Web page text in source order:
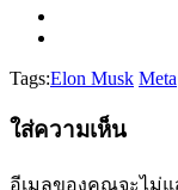
Tags:Elon Musk Meta
ใส่ความเห็น
อีเมลของคุณจะไม่